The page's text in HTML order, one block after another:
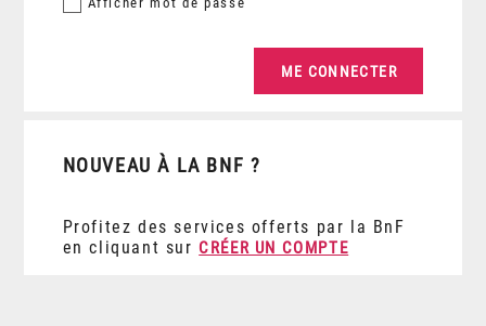
NOUVEAU À LA BNF ?
Profitez des services offerts par la BnF
en cliquant sur CRÉER UN COMPTE